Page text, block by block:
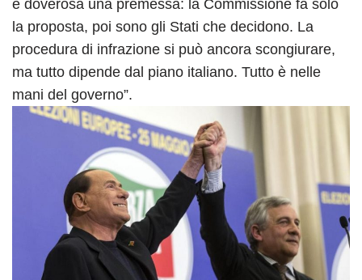
è doverosa una premessa: la Commissione fa solo
la proposta, poi sono gli Stati che decidono. La
procedura di infrazione si può ancora scongiurare,
ma tutto dipende dal piano italiano. Tutto è nelle
mani del governo”.